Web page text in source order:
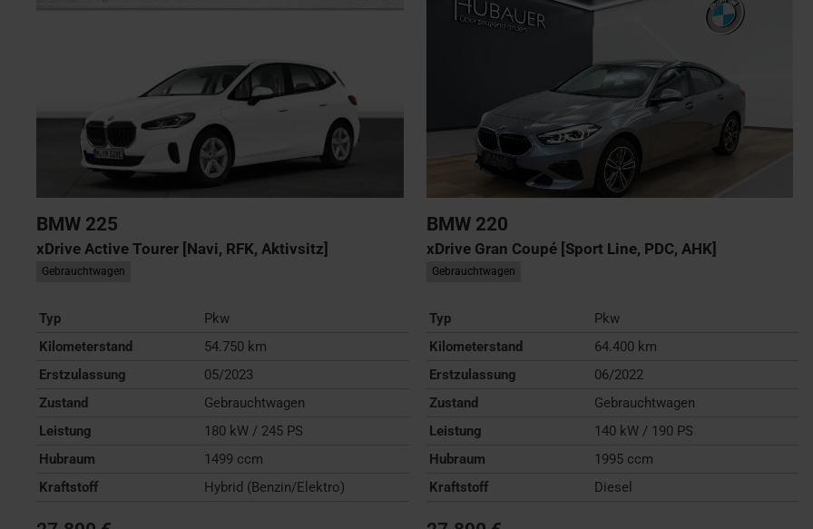
BMW 225
xDrive Active Tourer [Navi, RFK, Aktivsitz]
Gebrauchtwagen
Typ
Pkw
Kilometerstand
54.750 km
Erstzulassung
05/2023
Zustand
Gebrauchtwagen
Leistung
180 kW / 245 PS
Hubraum
1499 ccm
Kraftstoff
Hybrid (Benzin/Elektro)
BMW 220
xDrive Gran Coupé [Sport Line, PDC, AHK]
Gebrauchtwagen
Typ
Pkw
Kilometerstand
64.400 km
Erstzulassung
06/2022
Zustand
Gebrauchtwagen
Leistung
140 kW / 190 PS
Hubraum
1995 ccm
Kraftstoff
Diesel